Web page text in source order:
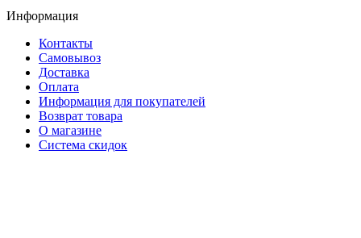
Информация
Контакты
Самовывоз
Доставка
Оплата
Информация для покупателей
Возврат товара
О магазине
Система скидок